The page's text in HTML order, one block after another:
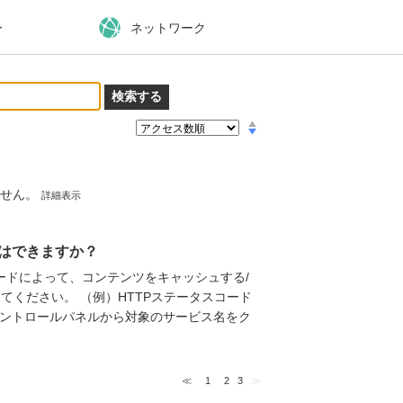
ネットワーク
ん。 詳細表示
できますか？
によって、コンテンツをキャッシュする/
ください。 （例）HTTPステータスコード
トロールパネルから対象のサービス名をク
≪ 1 2 3